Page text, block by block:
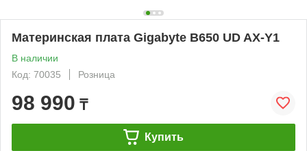
Материнская плата Gigabyte B650 UD AX-Y1
В наличии
Код: 70035
Розница
98 990 ₸
Купить